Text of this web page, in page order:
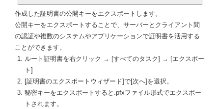
作成した証明書の公開キーをエクスポートします。
公開キーをエクスポートすることで、サーバーとクライアント間
の認証や複数のシステムやアプリケーションで証明書を活用する
ことができます。
ルート証明書を右クリック → [すべてのタスク] → [エクスポー
ト]
[証明書のエクスポートウィザード]で[次へ]を選択。
秘密キーをエクスポートすると.pfxファイル形式でエクスポー
トされます。